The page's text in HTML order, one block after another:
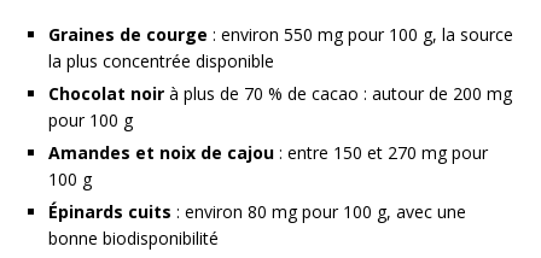
Graines de courge : environ 550 mg pour 100 g, la source
la plus concentrée disponible
Chocolat noir à plus de 70 % de cacao : autour de 200 mg
pour 100 g
Amandes et noix de cajou : entre 150 et 270 mg pour
100 g
Épinards cuits : environ 80 mg pour 100 g, avec une
bonne biodisponibilité